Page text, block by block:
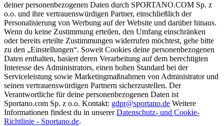
deiner personenbezogenen Daten durch SPORTANO.COM Sp. z
o.o. und ihre vertrauenswürdigen Partner, einschließlich der
Personalisierung von Werbung auf der Website und darüber hinaus.
Wenn du keine Zustimmung erteilen, den Umfang einschränken
oder bereits erteilte Zustimmungen widerrufen möchtest, gehe bitte
zu den „Einstellungen“. Soweit Cookies deine personenbezogenen
Daten enthalten, basiert deren Verarbeitung auf dem berechtigten
Interesse des Administrators, einen hohen Standard bei der
Serviceleistung sowie Marketingmaßnahmen von Administrator und
seinen vertrauenswürdigen Partnern sicherzustellen. Der
Verantwortliche für deine personenbezogenen Daten ist
Sportano.com Sp. z o.o. Kontakt: gdpr@sportano.de Weitere
Informationen findest du in unsererDatenschutz- und Cookie-
Richtlinie - Sportano.de.